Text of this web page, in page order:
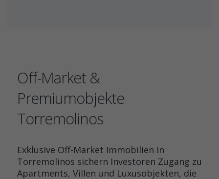
Off-Market &
Premiumobjekte
Torremolinos
Exklusive Off-Market Immobilien in
Torremolinos sichern Investoren Zugang zu
Apartments, Villen und Luxusobjekten, die